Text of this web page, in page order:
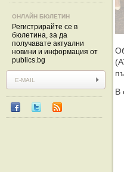
ОНЛАЙН БЮЛЕТИН
Регистрирайте се в
бюлетина, за да
получавате актуални
новини и информация от
publics.bg
В